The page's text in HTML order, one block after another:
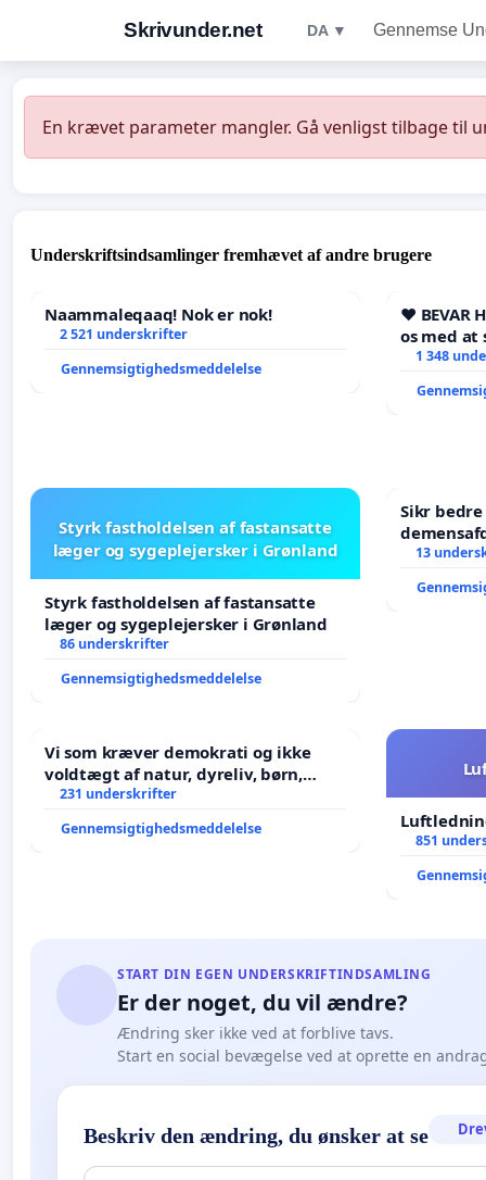
Skrivunder.net DA ▼ Gennemse
En krævet parameter mangler. Gå venligst tilbage til
Underskriftsindsamlinger fremhævet af andre brugere
Naammaleqaaq! Nok er nok!
2 521 underskrifter
Gennemsigtighedsmeddelelse
❤️ BEVAR
os med
1 348
Styrk fastholdelsen af fastansatte
læger og sygeplejersker i Grønland
Styrk fastholdelsen af fastansatte
læger og sygeplejersker i Grønland
86 underskrifter
Gennemsigtighedsmeddelelse
Sikr
13
Vi som kræver demokrati og ikke
voldtægt af natur, dyreliv, børn,
unge Borgene har sagt NEJ i mange
231 underskrifter
Gennemsigtighedsmeddelelse
851
START DIN EGEN UNDERSKRIFTINDSAMLING
Er der noget, du vil ændre?
Ændring sker ikke ved at forblive tavs.
Start en social bevægelse ved at oprette en
Beskriv den ændring, du ønsker at se